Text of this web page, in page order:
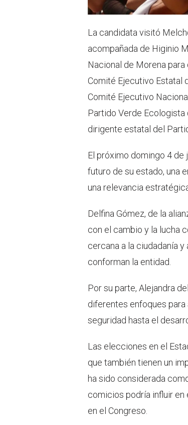
La candidata visitó
acompañada de Higinio
Nacional de Morena
Comité Ejecutivo Estatal
Comité Ejecutivo
Partido Verde
dirigente estatal del
El próximo domingo 4 de
futuro de su estado, una
una relevancia
Delfina Gómez, de la
con el cambio y la lucha
cercana a la ciudadanía
conforman la entidad.
Por su parte, Alejandra
diferentes enfoques
seguridad hasta el
Las elecciones en el
que también tienen un
ha sido considerada
comicios podría influir en
en el Congreso.